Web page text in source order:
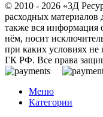
© 2010 - 2026 «3Д
расходных материалов
также вся информация
нём, носит
при каких условиях не
ГК РФ. Все права
Меню
Категории